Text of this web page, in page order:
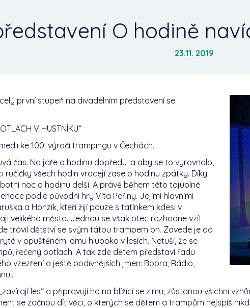
O hodině
23.11. 2019
celý první stupeň na divadelním představení se
V HUSTNÍKU“
ke 100. výročí trampingu v Čechách.
čas. Na jaře o hodinu dopředu, a aby se to vyrovnalo,
ručičky všech hodin vracejí zase o hodinu zpátky. Díky
noc o hodinu delší. A právě během této tajuplné
podle původní hry Víta Peřiny. Jejími hlavními
a Honzík, kteří žijí pouze s tatínkem kdesi v
velikého města. Jednou se však otec rozhodne vzít
trávil dětství se svým tátou trampem on. Zavede je do
v opuštěném lomu hluboko v lesích. Netuší, že se
řečený potlach. A tak zde dětem představí řadu
vzezření a ještě podivnějších jmen: Bobra, Rádio,
les“ a připravují ho na blížící se zimu, zůstanou všichni
se začnou dít věci, o kterých se dětem a trampům nejspíš